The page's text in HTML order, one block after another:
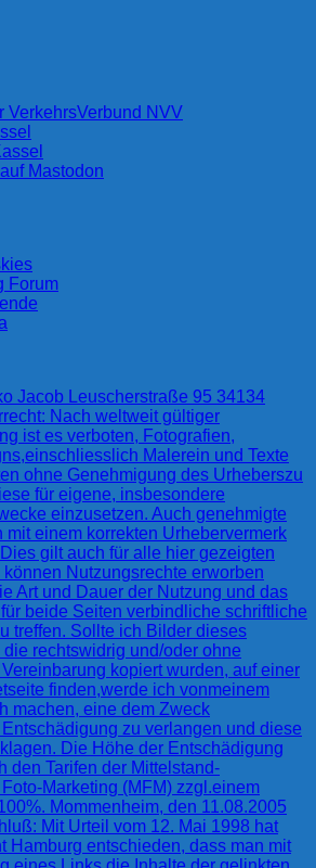
VerkehrsVerbund NVV
Mastodon
Forum
Jacob Leuscherstraße 95 34134
Nach weltweit gültiger
ist es verboten, Fotografien,
Malerein und Texte
ohne Genehmigung des Urheberszu
für eigene, insbesondere
einzusetzen. Auch genehmigte
mit einem korrekten Urhebervermerk
gilt auch für alle hier gezeigten
können Nutzungsrechte erworben
Art und Dauer der Nutzung und das
beide Seiten verbindliche schriftliche
treffen. Sollte ich Bilder dieses
die rechtswidrig und/oder ohne
kopiert wurden, auf einer
finden,werde ich vonmeinem
machen, eine dem Zweck
zu verlangen und diese
Die Höhe der Entschädigung
den Tarifen der Mittelstand-
Marketing (MFM) zzgl.einem
Mommenheim, den 11.08.2005
Mit Urteil vom 12. Mai 1998 hat
Hamburg entschieden, dass man mit